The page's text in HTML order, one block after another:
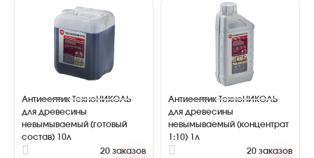
Антисептик ТехноНИКОЛЬ
для древесины
невымываемый (готовый
состав) 10л
20 заказов
Антисептик ТехноНИКОЛЬ
для древесины
невымываемый (концентрат
1:10) 1л
20 заказов